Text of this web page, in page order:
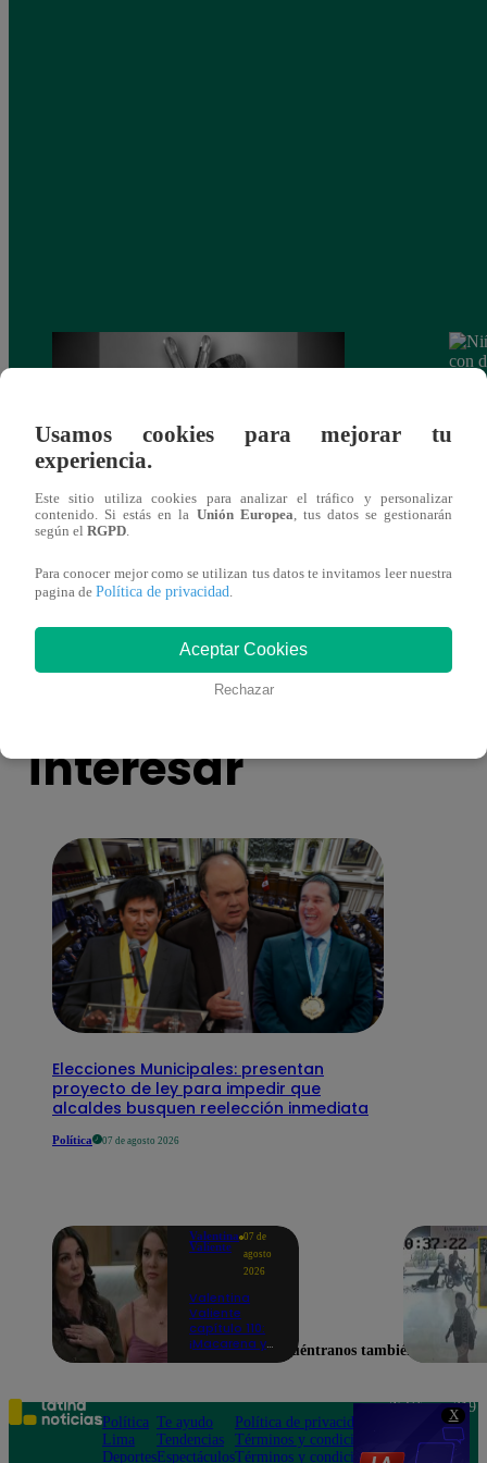
X
Muere exparticipante de La Voz Colombia
También te puede
interesar
Elecciones Municipales: presentan
proyecto de ley para impedir que
alcaldes busquen reelección inmediata
Política 07 de agosto 2026
Valentina
Valiente
07 de
agosto
2026
Valentina
Valiente
capítulo 110:
¡Macarena ya
extorsión
contra Frida y
Rodrigo!
Usamos cookies para mejorar tu
experiencia.
Este sitio utiliza cookies para analizar el tráfico y personalizar
contenido. Si estás en la Unión Europea, tus datos se gestionarán
según el RGPD.
Para conocer mejor como se utilizan tus datos te invitamos leer nuestra
pagina de Política de privacidad.
Aceptar Cookies
Rechazar
Encuéntranos también en
Política
Lima
Deportes
Te ayudo
Tendencias
Espectáculos
Política de privacidad
Términos y condiciones
Términos y condiciones
Teléfono: 219
Av. San
Felipe 968